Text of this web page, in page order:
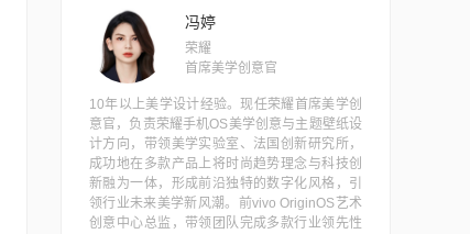
冯婷
荣耀
首席美学创意官
10年以上美学设计经验。现任荣耀首席美学创
意官，负责荣耀手机OS美学创意与主题壁纸设
计方向，带领美学实验室、法国创新研究所，
成功地在多款产品上将时尚趋势理念与科技创
新融为一体，形成前沿独特的数字化风格，引
领行业未来美学新风潮。前vivo OriginOS艺术
创意中心总监，带领团队完成多款行业领先性